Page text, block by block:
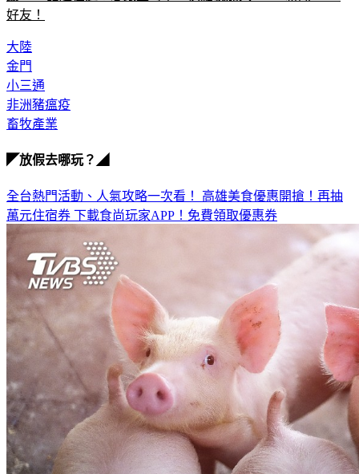
好友！
大陸
金門
小三通
非洲豬瘟疫
畜牧產業
◤放假去哪玩？◢
全台熱門活動、人氣攻略一次看！ 高雄美食優惠開搶！再抽
萬元住宿券 下載食尚玩家APP！免費領取優惠券